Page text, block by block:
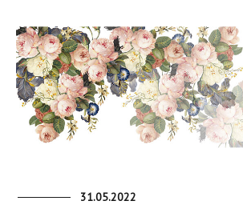
31.05.2022